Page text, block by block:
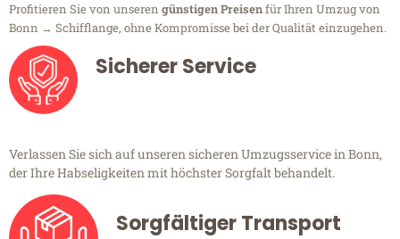
Profitieren Sie von unseren günstigen Preisenfür Ihren Umzug von
Bonn → Schifflange, ohne Kompromisse bei der Qualität einzugehen.
Sicherer Service
Verlassen Sie sich auf unseren sicheren Umzugsservice in Bonn,
der Ihre Habseligkeiten mit höchster Sorgfalt behandelt.
Sorgfältiger Transport